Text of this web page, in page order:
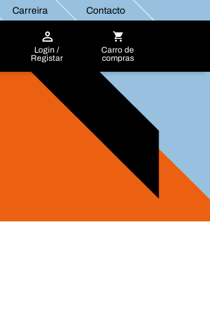
Carreira Contacto
Login /
Registar
Carro de
compras